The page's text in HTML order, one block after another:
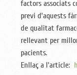
factors associats
previ d’aquests
de qualitat
rellevant per
pacients.
Enllaç a l'article: